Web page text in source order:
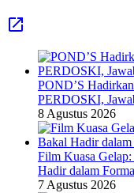
POND’S
PERDOSKI,
8 Agustus 2026
Film Kuasa
Hadir dalam
7 Agustus 2026